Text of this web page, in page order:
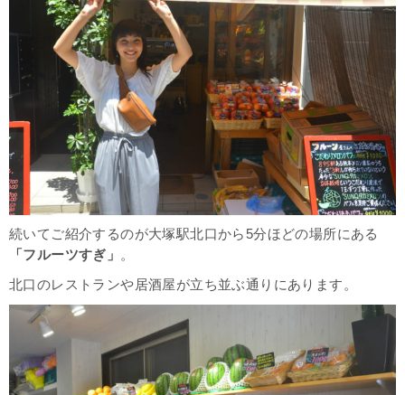
続いてご紹介するのが大塚駅北口から5分ほどの場所にある
「フルーツすぎ」
。
北口のレストランや居酒屋が立ち並ぶ通りにあります。